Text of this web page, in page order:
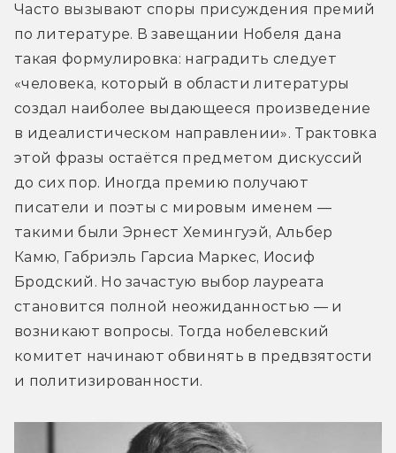
Часто вызывают споры присуждения премий
по литературе. В завещании Нобеля дана
такая формулировка: наградить следует
«человека, который в области литературы
создал наиболее выдающееся произведение
в идеалистическом направлении». Трактовка
этой фразы остаётся предметом дискуссий
до сих пор. Иногда премию получают
писатели и поэты с мировым именем —
такими были Эрнест Хемингуэй, Альбер
Камю, Габриэль Гарсиа Маркес, Иосиф
Бродский. Но зачастую выбор лауреата
становится полной неожиданностью — и
возникают вопросы. Тогда нобелевский
комитет начинают обвинять в предвзятости
и политизированности.